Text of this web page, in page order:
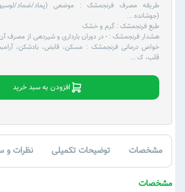
طریقه مصرف فرنجمشک : موضعی (پماد/ضماد/
(جوشانده...
طبع فرنجمشک : گرم و خشک
هشدار فرنجمشک : - در دوران بارداری و شیردهی از مصرف
خواص درمانی فرنجمشک : مسکن، قابض، بادشکن،
قلب، ک...
افزودن به سبد خرید
مشخصات توضیحات تکمیلی نظرات و
مشخصات